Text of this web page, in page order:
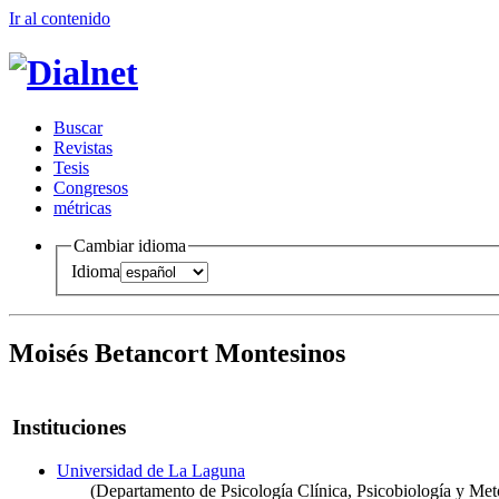
Ir al contenido
Buscar
Revistas
Tesis
Congresos
métricas
Cambiar idioma
Idioma
Moisés Betancort Montesinos
Instituciones
Universidad de La Laguna
(Departamento de Psicología Clínica, Psicobiología y